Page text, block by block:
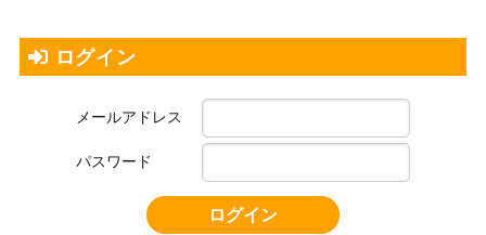
ログイン
メールアドレス
パスワード
ログイン